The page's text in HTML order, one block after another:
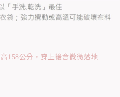
158公分，穿上後會微微落地